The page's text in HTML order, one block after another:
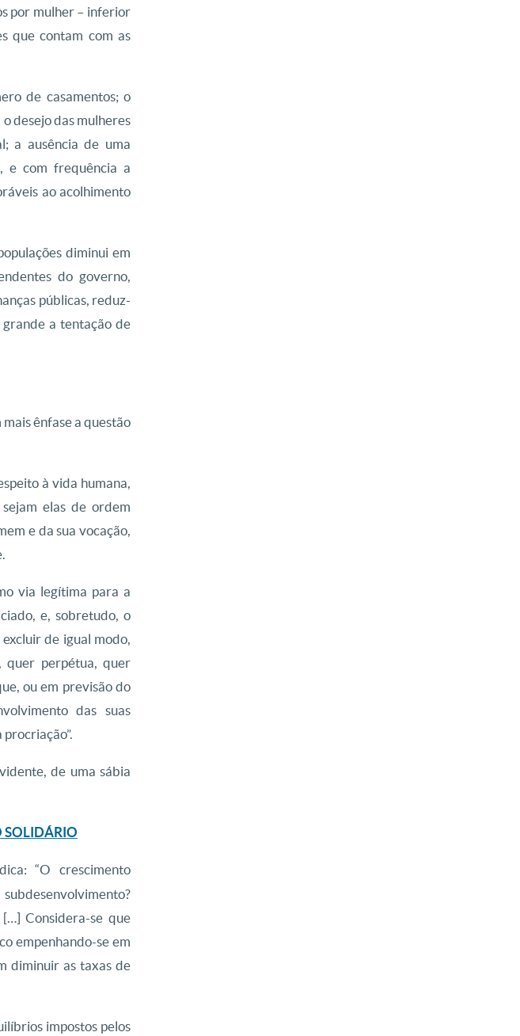
por mulher – inferior
que contam com as
de casamentos; o
desejo das mulheres
a ausência de uma
e com frequência a
ao acolhimento
diminui em
do governo,
públicas, reduz-
a tentação de
ênfase a questão
à vida humana,
elas de ordem
e da sua vocação,
via legítima para a
e, sobretudo, o
de igual modo,
quer perpétua, quer
ou em previsão do
das suas
de uma sábia
SOLIDÁRIO
“O crescimento
Considera-se que
empenhando-se em
diminuir as taxas de
impostos pelos